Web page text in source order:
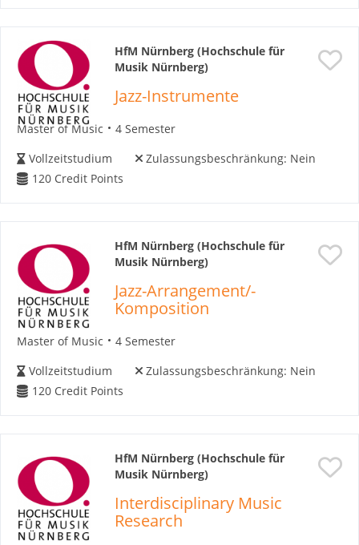
HfM Nürnberg (Hochschule für
Musik Nürnberg)
Jazz-Instrumente
Master of Music
4 Semester
Vollzeitstudium
Zulassungsbeschränkung: Nein
120 Credit Points
HfM Nürnberg (Hochschule für
Musik Nürnberg)
Jazz-Arrangement/-
Komposition
Master of Music
4 Semester
Vollzeitstudium
Zulassungsbeschränkung: Nein
120 Credit Points
HfM Nürnberg (Hochschule für
Musik Nürnberg)
Interdisciplinary Music
Research